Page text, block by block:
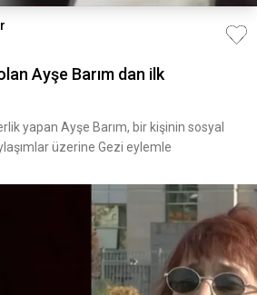
Ayşe Barım dan ilk
yapan Ayşe Barım, bir kişinin sosyal
üzerine Gezi eylemle